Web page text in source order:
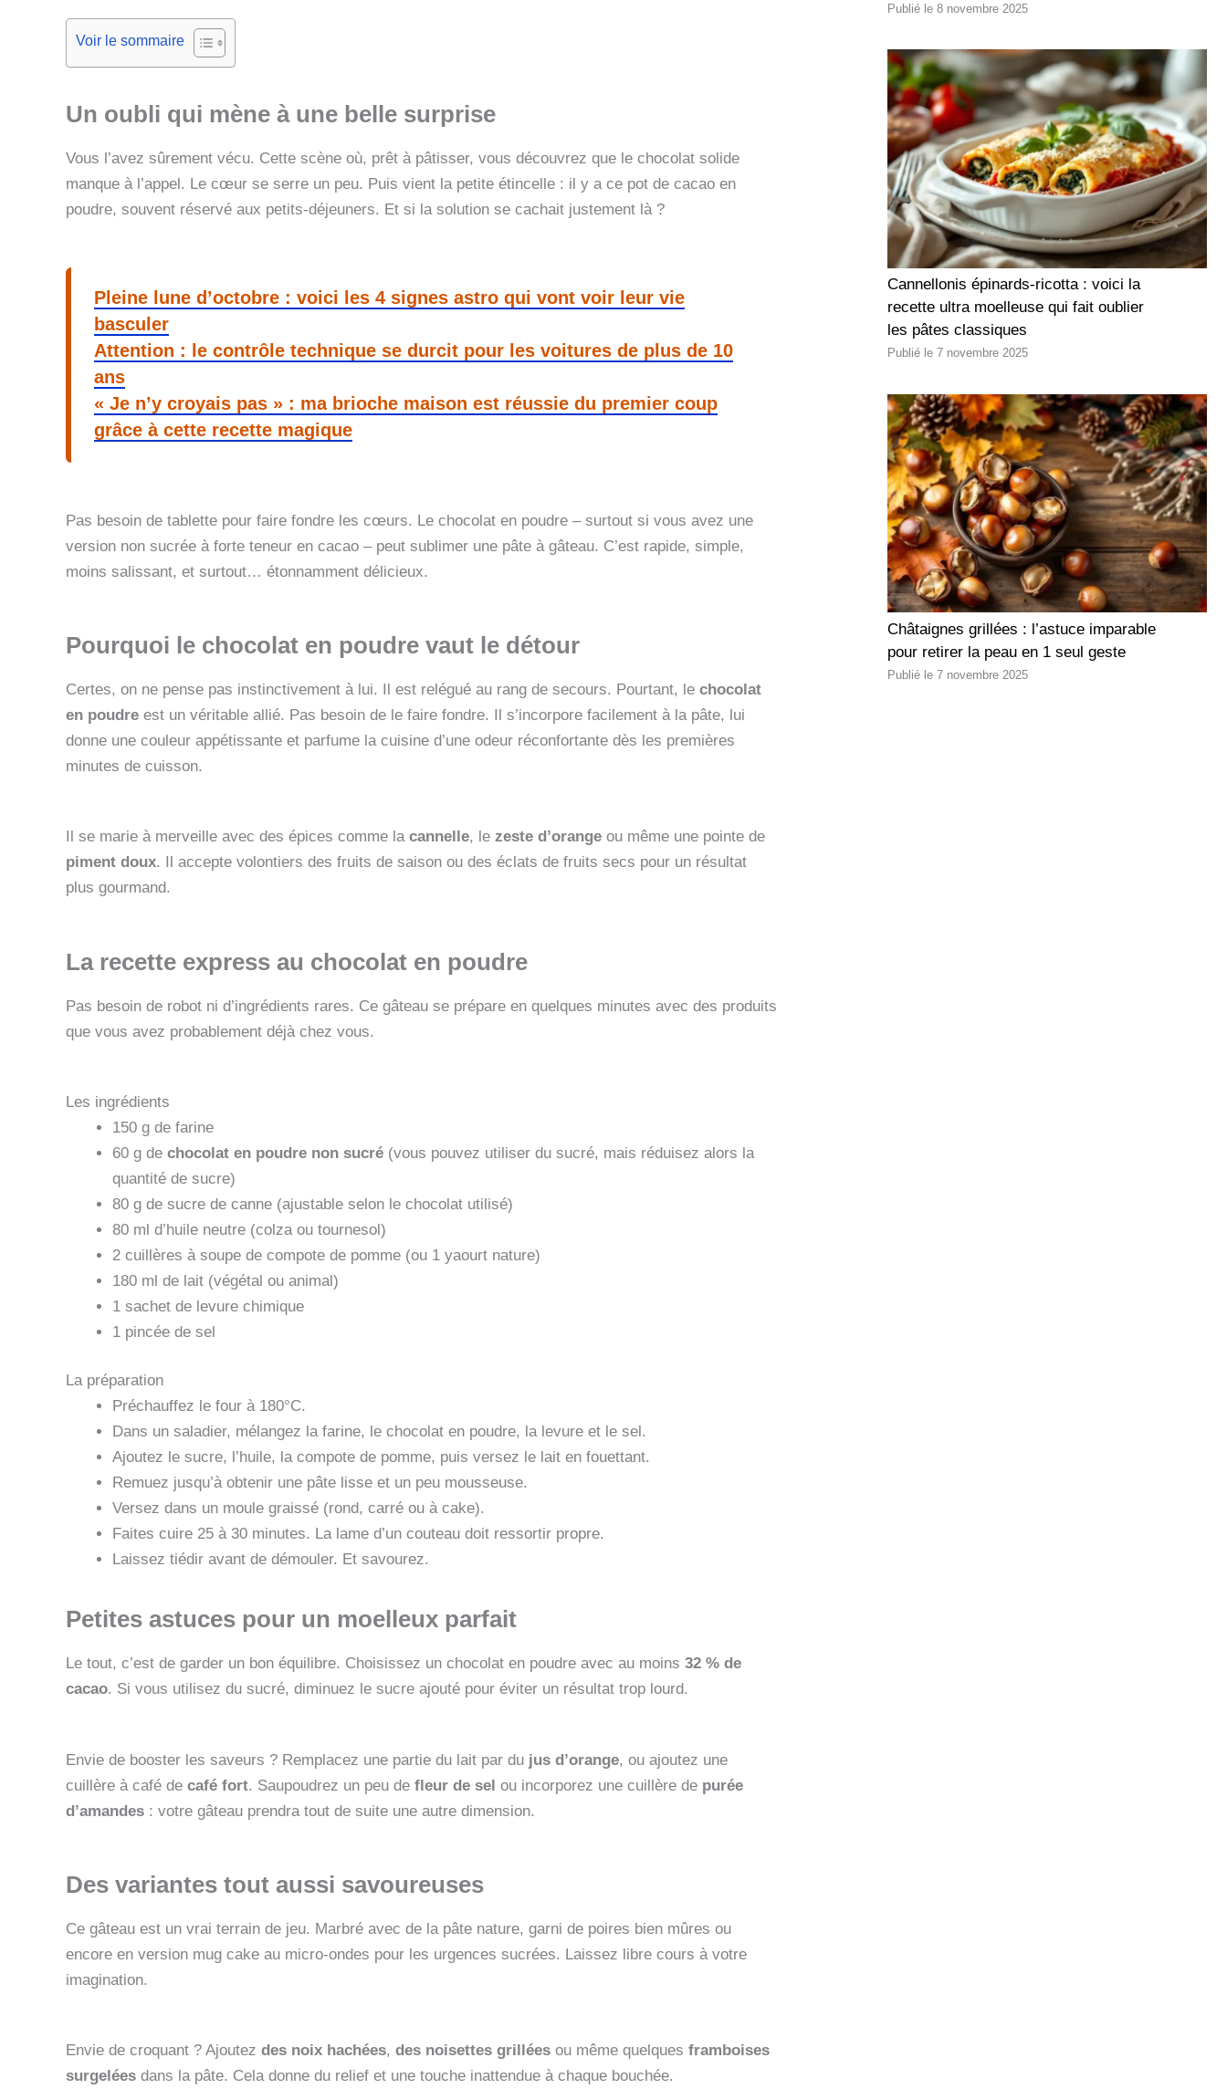
Voir le sommaire
Un oubli qui mène à une belle surprise
Vous l’avez sûrement vécu. Cette scène où, prêt à pâtisser, vous découvrez que le chocolat solide
manque à l’appel. Le cœur se serre un peu. Puis vient la petite étincelle : il y a ce pot de cacao en
poudre, souvent réservé aux petits-déjeuners. Et si la solution se cachait justement là ?
Pleine lune d’octobre : voici les 4 signes astro qui vont voir leur vie
basculer
Attention : le contrôle technique se durcit pour les voitures de plus de 10
ans
« Je n’y croyais pas » : ma brioche maison est réussie du premier coup
grâce à cette recette magique
Pas besoin de tablette pour faire fondre les cœurs. Le chocolat en poudre – surtout si vous avez une
version non sucrée à forte teneur en cacao – peut sublimer une pâte à gâteau. C’est rapide, simple,
moins salissant, et surtout… étonnamment délicieux.
Pourquoi le chocolat en poudre vaut le détour
Certes, on ne pense pas instinctivement à lui. Il est relégué au rang de secours. Pourtant, le chocolat
en poudre est un véritable allié. Pas besoin de le faire fondre. Il s’incorpore facilement à la pâte, lui
donne une couleur appétissante et parfume la cuisine d’une odeur réconfortante dès les premières
minutes de cuisson.
Il se marie à merveille avec des épices comme la cannelle, le zeste d’orange ou même une pointe de
piment doux. Il accepte volontiers des fruits de saison ou des éclats de fruits secs pour un résultat
plus gourmand.
La recette express au chocolat en poudre
Pas besoin de robot ni d’ingrédients rares. Ce gâteau se prépare en quelques minutes avec des produits
que vous avez probablement déjà chez vous.
Les ingrédients
150 g de farine
60 g de chocolat en poudre non sucré (vous pouvez utiliser du sucré, mais réduisez alors la
quantité de sucre)
80 g de sucre de canne (ajustable selon le chocolat utilisé)
80 ml d’huile neutre (colza ou tournesol)
2 cuillères à soupe de compote de pomme (ou 1 yaourt nature)
180 ml de lait (végétal ou animal)
1 sachet de levure chimique
1 pincée de sel
La préparation
Préchauffez le four à 180°C.
Dans un saladier, mélangez la farine, le chocolat en poudre, la levure et le sel.
Ajoutez le sucre, l’huile, la compote de pomme, puis versez le lait en fouettant.
Remuez jusqu’à obtenir une pâte lisse et un peu mousseuse.
Versez dans un moule graissé (rond, carré ou à cake).
Faites cuire 25 à 30 minutes. La lame d’un couteau doit ressortir propre.
Laissez tiédir avant de démouler. Et savourez.
Petites astuces pour un moelleux parfait
Le tout, c’est de garder un bon équilibre. Choisissez un chocolat en poudre avec au moins 32 % de
cacao. Si vous utilisez du sucré, diminuez le sucre ajouté pour éviter un résultat trop lourd.
Envie de booster les saveurs ? Remplacez une partie du lait par du jus d’orange, ou ajoutez une
cuillère à café de café fort. Saupoudrez un peu de fleur de sel ou incorporez une cuillère de purée
d’amandes : votre gâteau prendra tout de suite une autre dimension.
Des variantes tout aussi savoureuses
Ce gâteau est un vrai terrain de jeu. Marbré avec de la pâte nature, garni de poires bien mûres ou
encore en version mug cake au micro-ondes pour les urgences sucrées. Laissez libre cours à votre
imagination.
Envie de croquant ? Ajoutez des noix hachées, des noisettes grillées ou même quelques framboises
surgelées dans la pâte. Cela donne du relief et une touche inattendue à chaque bouchée.
8 novembre 2025
Cannellonis épinards-ricotta : voici la
recette ultra moelleuse qui fait oublier
les pâtes classiques
7 novembre 2025
Châtaignes grillées : l’astuce imparable
pour retirer la peau en 1 seul geste
7 novembre 2025